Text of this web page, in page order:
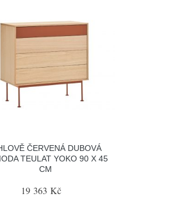
ČERVENÁ DUBOVÁ
TEULAT YOKO 90 X 45
CM
19 363 Kč